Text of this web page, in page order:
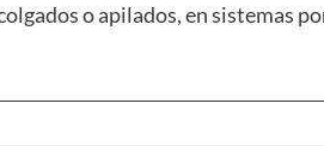
o apilados, en sistemas